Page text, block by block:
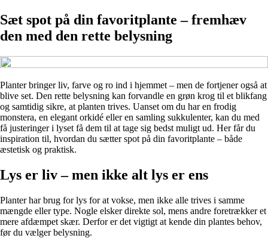
Sæt spot på din favoritplante – fremhæv
den med den rette belysning
Planter bringer liv, farve og ro ind i hjemmet – men de fortjener også at
blive set. Den rette belysning kan forvandle en grøn krog til et blikfang
og samtidig sikre, at planten trives. Uanset om du har en frodig
monstera, en elegant orkidé eller en samling sukkulenter, kan du med
få justeringer i lyset få dem til at tage sig bedst muligt ud. Her får du
inspiration til, hvordan du sætter spot på din favoritplante – både
æstetisk og praktisk.
Lys er liv – men ikke alt lys er ens
Planter har brug for lys for at vokse, men ikke alle trives i samme
mængde eller type. Nogle elsker direkte sol, mens andre foretrækker et
mere afdæmpet skær. Derfor er det vigtigt at kende din plantes behov,
før du vælger belysning.